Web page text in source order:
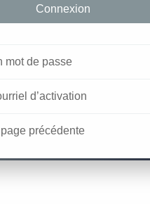
mot de passe
d’activation
précédente